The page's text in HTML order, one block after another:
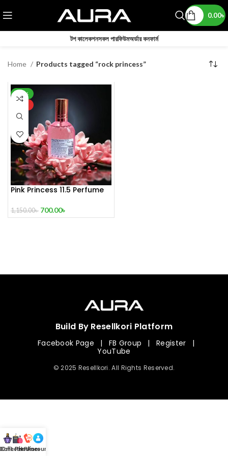
0.00৳
টপ কালেকশনসকল পারফিউমঅর্ডার কনফার্ম
Home Products tagged “rock princess”
-39%
Pink Princess 11.5 Perfume
1,150.00৳ 700.00৳
Build By Resellkori Platform
Facebook Page | FB Group | Register
|
YouTube
© 2025 Resellkori. All Rights Reserved.
mL Perfumes
Hotline
Account